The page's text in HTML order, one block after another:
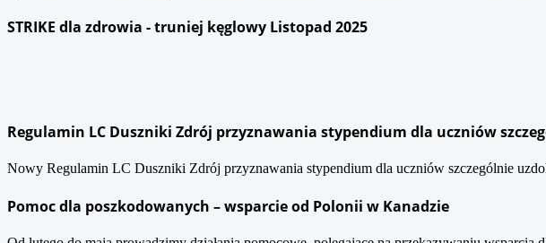
STRIKE dla zdrowia - truniej kęglowy Listopad 2025
Regulamin LC Duszniki Zdrój przyznawania stypendium dla uczniów
Nowy Regulamin LC Duszniki Zdrój przyznawania stypendium dla uczniów szczególnie
Pomoc dla poszkodowanych – wsparcie od Polonii w Kanadzie